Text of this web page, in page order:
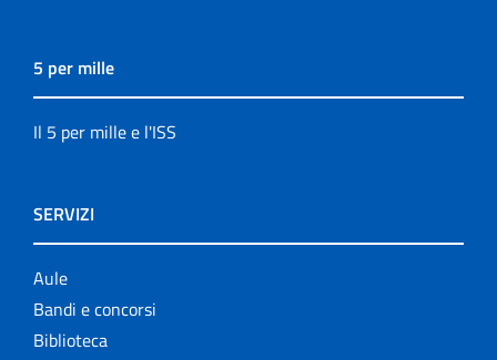
5 per mille
Il 5 per mille e l'ISS
SERVIZI
Aule
Bandi e concorsi
Biblioteca